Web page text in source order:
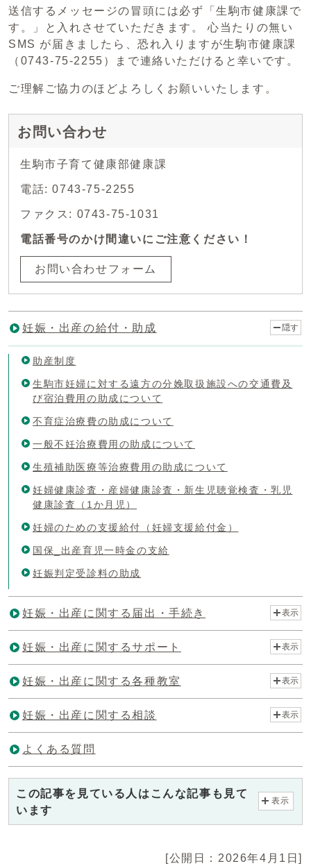
送信するメッセージの冒頭には必ず「生駒市健康課で
す。」と入れさせていただきます。 心当たりの無い
SMS が届きましたら、恐れ入りますが生駒市健康課
（0743-75-2255）まで連絡いただけると幸いです。
ご理解ご協力のほどよろしくお願いいたします。
お問い合わせ
生駒市子育て健康部健康課
電話: 0743-75-2255
ファクス: 0743-75-1031
電話番号のかけ間違いにご注意ください！
お問い合わせフォーム
妊娠・出産の給付・助成 隠す
助産制度
生駒市妊婦に対する遠方の分娩取扱施設への交通費及
び宿泊費用の助成について
不育症治療費の助成について
一般不妊治療費用の助成について
生殖補助医療等治療費用の助成について
妊婦健康診査・産婦健康診査・新生児聴覚検査・乳児
健康診査（1か月児）
妊婦のための支援給付（妊婦支援給付金）
国保_出産育児一時金の支給
妊娠判定受診料の助成
妊娠・出産に関する届出・手続き 表示
妊娠・出産に関するサポート 表示
妊娠・出産に関する各種教室 表示
妊娠・出産に関する相談 表示
よくある質問
この記事を見ている人はこんな記事も見て
います
表示
[公開日：2026年4月1日]